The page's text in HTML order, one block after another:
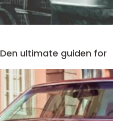
ultimate guiden for